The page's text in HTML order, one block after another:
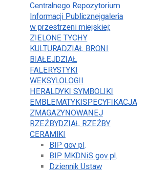
Centralnego Repozytorium
Informacji Publicznejgaleria
w przestrzeni miejskiej:
ZIELONE TYCHY
KULTURADZIAŁ BRONI
BIAŁEJDZIAŁ
FALERYSTYKI
WEKSYLOLOGII
HERALDYKI SYMBOLIKI
EMBLEMATYKISPECYFIKACJA
ZMAGAZYNOWANEJ
RZEŹBYDZIAŁ RZEŹBY
CERAMIKI
BIP gov pl.
BIP MKDNiS gov pl.
Dziennik Ustaw